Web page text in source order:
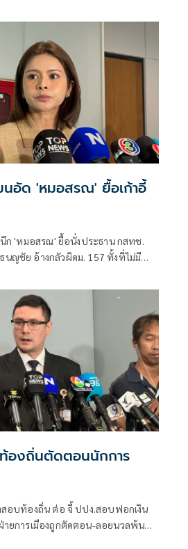
ดค้านการเยือนไทยอย่างเป็นทางการ
นอัด 'หมอสรณ' ยื้อเก้าอี้
ก 'หมอสรณ' ยื้อนั่งประธาน กสทช.
ญชัย อ้างกลัวผิดม. 157 ทั้งที่ไม่มี
ท้องถิ่นตัดตอนนักการ
อบท้องถิ่น ต่อ จี้ ปปง.สอบฟอกเงิน
ยการเมืองถูกตัดตอน-ลอยนวลพ้นผิด